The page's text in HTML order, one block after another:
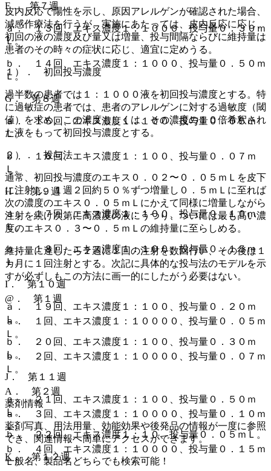
F． 第７週
ａ． １３回、エキス濃度１：１０００、投与量０．３０ｍ
Ｌ。
ｂ． １４回、エキス濃度１：１０００、投与量０．５０ｍ
Ｌ。
G． 第８週
ａ． １５回、エキス濃度１：１００、投与量０．０５ｍ
Ｌ。
ｂ． １６回、エキス濃度１：１００、投与量０．０７ｍ
Ｌ。
H． 第９週
ａ． １７回、エキス濃度１：１００、投与量０．１０ｍ
Ｌ。
ｂ． １８回、エキス濃度１：１００、投与量０．１５ｍ
Ｌ。
I． 第１０週
ａ． １９回、エキス濃度１：１００、投与量０．２０ｍ
Ｌ。
ｂ． ２０回、エキス濃度１：１００、投与量０．３０ｍ
Ｌ。
J． 第１１週
ａ． ２１回、エキス濃度１：１００、投与量０．５０ｍ
Ｌ。
ｂ． ２２回、エキス濃度１：１０、投与量０．０５ｍＬ。
K． 第１２週
皮内反応で陽性を示し、原因アレルゲンが確認された場合、
減感作療法を行うが、実施にあたっては、皮内反応に応じ、
初回の液の濃度及び量又は増量、投与間隔ならびに維持量は
患者のその時々の症状に応じ、適宜に定めうる。
１）． 初回投与濃度
過半数の患者では１：１０００液を初回投与濃度とする。特
に過敏症の患者では、患者のアレルゲンに対する過敏度（閾
値）を求め、この濃度もしくは、その濃度の１０倍希釈され
た液をもって初回投与濃度とする。
２）． 投与法
通常、初回投与濃度のエキス０．０２〜０．０５ｍＬを皮下
に注射し、１週２回約５０％ずつ増量し０．５ｍＬに至れば
次の濃度のエキス０．０５ｍＬにかえて同様に増量しながら
注射を続け次第に高濃度の液にうつり、ついには最も高い濃
度のエキス０．３〜０．５ｍＬの維持量に至らしめる。
維持量に達したら２週に１回の注射を数回行い、その後は１
カ月に１回注射とする。次記に具体的な投与法のモデルを示
すが必ずしもこの方法に画一的にしたがう必要はない。
@． 第１週
ａ． １回、エキス濃度１：１００００、投与量０．０５ｍ
Ｌ。
ｂ． ２回、エキス濃度１：１００００、投与量０．０７ｍ
Ｌ。
A． 第２週
ａ． ３回、エキス濃度１：１００００、投与量０．１０ｍ
Ｌ。
ｂ． ４回、エキス濃度１：１００００、投与量０．１５ｍ
Ｌ。
薬剤情報
薬剤写真、用法用量、効能効果や後発品の情報が一度に参照
でき、関連情報へ簡単にアクセスができます。
一般名、製品名どちらでも検索可能！